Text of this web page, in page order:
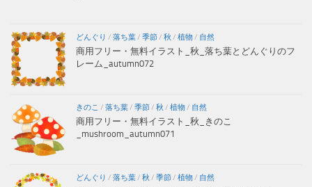
どんぐり / 落ち葉/ 季節/ 秋 / 植物/ 自然
商用フリー・無料イラスト_秋_落ち葉とどんぐりのフ
レーム_autumn072
きのこ / 落ち葉/ 季節/ 秋 / 植物/ 自然
商用フリー・無料イラスト_秋_きのこ
_mushroom_autumn071
どんぐり / 落ち葉/ 秋 / 季節/ 植物/ 自然